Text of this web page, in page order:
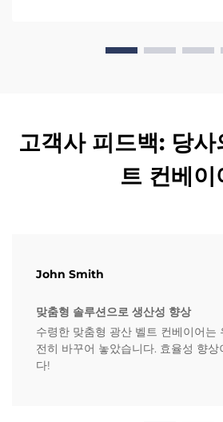
고객사 피드백: 당
트 컨베이
John Smith
맞춤형 솔루션으로 생산성 향상
수령한 맞춤형 광산 벨트 컨베이어는
전히 바꾸어 놓았습니다. 효율성 향상
다!